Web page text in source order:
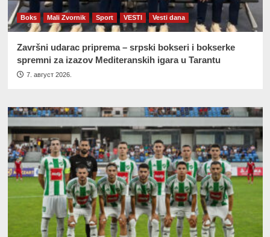
Boks Mali Zvornik Sport VESTI Vesti dana
Završni udarac priprema – srpski bokseri i bokserke
spremni za izazov Mediteranskih igara u Tarantu
7. август 2026.